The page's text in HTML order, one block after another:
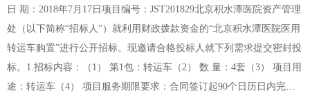
日 期：2018年7月17日项目编号：JST201829北京积水潭医院资产管理
处（以下简称“招标人”）就利用财政拨款资金的“北京积水潭医院医用
转运车购置”进行公开招标。现邀请合格投标人就下列需求提交密封投
标。1.招标内容：（1） 第1包：转运车（2） 数 量：4套（3） 项目用
途：转运车（4） 项目服务期限要求：合同签订起90个日历日内完成